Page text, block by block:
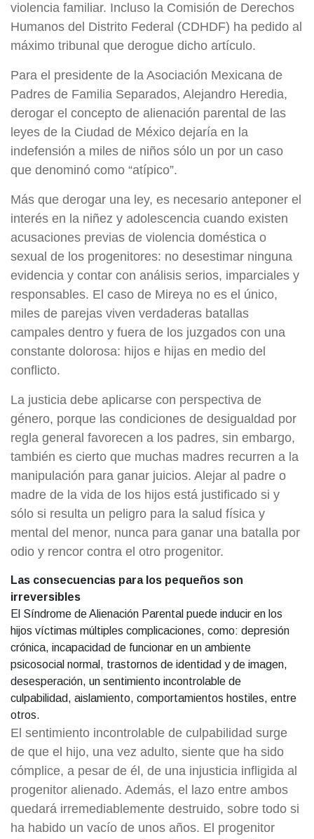
violencia familiar. Incluso la Comisión de Derechos
Humanos del Distrito Federal (CDHDF) ha pedido al
máximo tribunal que derogue dicho artículo.
Para el presidente de la Asociación Mexicana de
Padres de Familia Separados, Alejandro Heredia,
derogar el concepto de alienación parental de las
leyes de la Ciudad de México dejaría en la
indefensión a miles de niños sólo un por un caso
que denominó como “atípico”.
Más que derogar una ley, es necesario anteponer el
interés en la niñez y adolescencia cuando existen
acusaciones previas de violencia doméstica o
sexual de los progenitores: no desestimar ninguna
evidencia y contar con análisis serios, imparciales y
responsables. El caso de Mireya no es el único,
miles de parejas viven verdaderas batallas
campales dentro y fuera de los juzgados con una
constante dolorosa: hijos e hijas en medio del
conflicto.
La justicia debe aplicarse con perspectiva de
género, porque las condiciones de desigualdad por
regla general favorecen a los padres, sin embargo,
también es cierto que muchas madres recurren a la
manipulación para ganar juicios. Alejar al padre o
madre de la vida de los hijos está justificado si y
sólo si resulta un peligro para la salud física y
mental del menor, nunca para ganar una batalla por
odio y rencor contra el otro progenitor.
Las consecuencias para los pequeños son
irreversibles
El Síndrome de Alienación Parental puede inducir en los
hijos víctimas múltiples complicaciones, como: depresión
crónica, incapacidad de funcionar en un ambiente
psicosocial normal, trastornos de identidad y de imagen,
desesperación, un sentimiento incontrolable de
culpabilidad, aislamiento, comportamientos hostiles, entre
otros.
El sentimiento incontrolable de culpabilidad surge
de que el hijo, una vez adulto, siente que ha sido
cómplice, a pesar de él, de una injusticia infligida al
progenitor alienado. Además, el lazo entre ambos
quedará irremediablemente destruido, sobre todo si
ha habido un vacío de unos años. El progenitor